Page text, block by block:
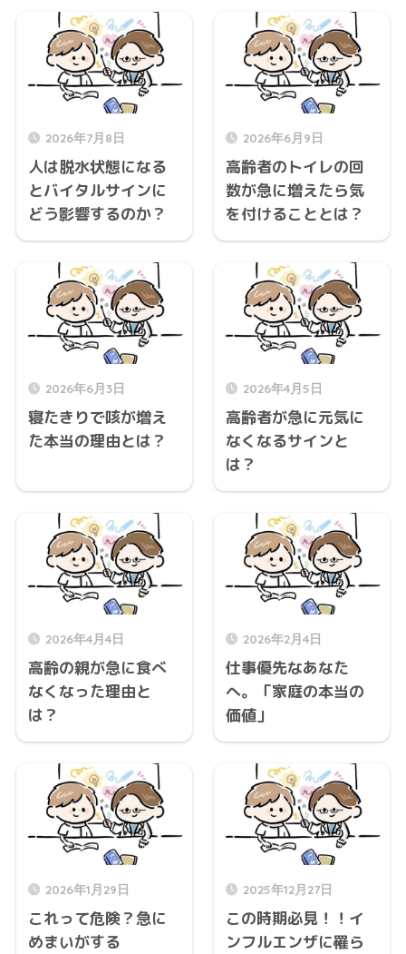
2026年7月8日
人は脱水状態になる
とバイタルサインに
どう影響するのか？
2026年6月9日
高齢者のトイレの回
数が急に増えたら気
を付けることとは？
2026年6月3日
寝たきりで咳が増え
た本当の理由とは？
2026年4月5日
高齢者が急に元気に
なくなるサインと
は？
2026年4月4日
高齢の親が急に食べ
なくなった理由と
は？
2026年2月4日
仕事優先なあなた
へ。「家庭の本当の
価値」
2026年1月29日
これって危険？急に
めまいがする
2025年12月27日
この時期必見！！イ
ンフルエンザに罹ら